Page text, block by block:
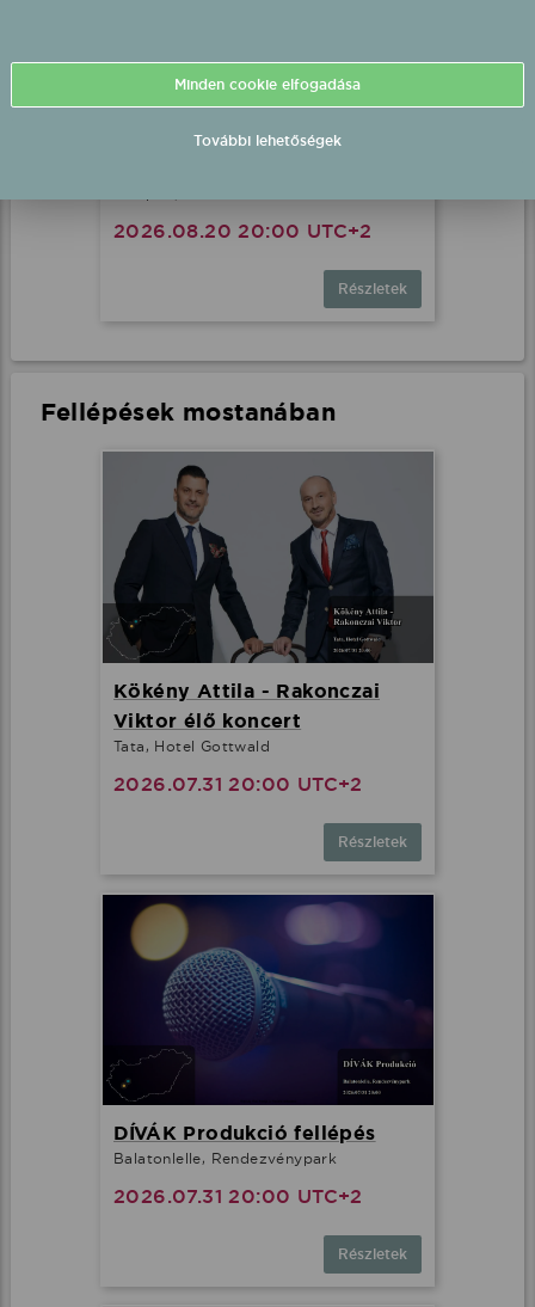
Tolvai Reni fellépés
2026.08.20 20:00 UTC+2
Részletek
Fellépések mostanában
Kökény Attila - Rakonczai
Viktor élő koncert
Tata, Hotel Gottwald
2026.07.31 20:00 UTC+2
Részletek
DÍVÁK Produkció fellépés
Balatonlelle, Rendezvénypark
2026.07.31 20:00 UTC+2
Részletek
Minden cookie elfogadása
További lehetőségek